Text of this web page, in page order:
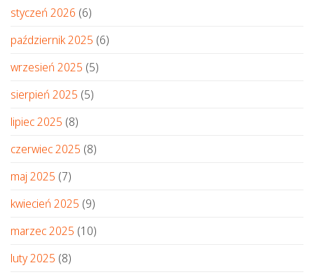
styczeń 2026 (6)
październik 2025 (6)
wrzesień 2025 (5)
sierpień 2025 (5)
lipiec 2025 (8)
czerwiec 2025 (8)
maj 2025 (7)
kwiecień 2025 (9)
marzec 2025 (10)
luty 2025 (8)